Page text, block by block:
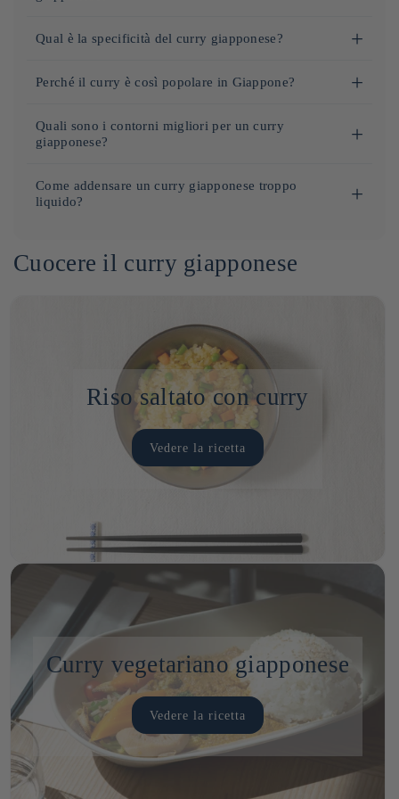
Tempo di cottura: 45 minuti
500 g di carne (manzo, pollo o maiale)
2 carote tagliate a rondelle
2 patate tagliate a cubetti
2 cucchiai di olio
e roux al curry giapponese
da servire come contorno
In una pentola capiente, fate soffriggere le cipolle
nell'olio. Aggiungete le carote e le patate, poi la carne.
Fate rosolare il tutto.
Versate il brodo e lasciate cuocere a fuoco lento per 30
Aggiungere il roux al curry giapponese direttamente nella
pentola e mescolare bene finché la salsa non si addensa.
Lasciare cuocere ancora per 10-15 minuti.
Aggiungete la salsa di soia, il sale e il pepe. Servite con
riso giapponese. Tempo di preparazione:
Qual è la specificità del curry giapponese?
versione unica e popolare del curry che si distingue per
Morbidezza e sapore
thailandesi. Ha un sapore dolce grazie all’aggiunta di
una miscela di farina e grasso, alla quale si aggiungono
spezie per ottenere una consistenza densa e cremosa.
verdure (patate, carote, cipolle) e la carne (manzo, pollo o
maiale). Gli ingredienti vengono tagliati a pezzi
relativamente grossi.
Preparazione: Le verdure e la carne vengono spesso
saltate in padella e poi cotte a fuoco lento in acqua o
brodo con il roux, finché tutto non risulta tenero e la salsa
non si è addensata.
: il curry giapponese viene quasi
レーライス). Il riso assorbe la salsa densa, offrendo un
connubio di consistenze e sapori.
Il curry giapponese è un piatto confortante e familiare, si
prepara in pochi minuti ed è il cuore della cucina giapponese
sia al ristorante che a casa!
Perché il curry è così popolare in Giappone?
al suo gusto unico e alla semplicità della sua preparazione.
rapidamente adattato allacucina giapponesesostituendo le
spezie dal sapore forte con aromi più delicati. Oggi il
anchemele ozenzeroper conferire dolcezza e complessità.
accompagnamento perfetto che attenua i
Facile da preparare, è molto apprezzato anche in
dove sempre più persone lo stanno adottando. Il
curry, spesso acquistato sotto forma dipasta obrodo
facilita la preparazione, e il tempo di cottura è relativamente
breve, solitamente compreso tra
i 30 e i 40 minuti
giapponese è quindi un
versatile che può essere
adattato a molti gusti e che offre una moltitudine di varianti
piatti piccanti
Quali sono i contorni migliori per un curry
giapponese?
Koshihikari, un riso giapponese a chicchi corti, è quello
perfettamente la salsa.
aggiungere una nota dolce che bilancia i sapori piccanti
del curry. È un contorno classico, particolarmente
apprezzato nei ristoranti giapponesi.
Sottaceti giapponesi (Tsukemono): Queste verdure
marinate, spesso con zenzero o soia, apportano freschezza
e leggerezza che bilanciano la ricchezza del curry. Sono
utilizzate anche per completare la zuppa di curry con un
contrasto di consistenze.
contorno tradizionale, alcuni preferiscono le tagliatelle
giapponesi come l’Udon (più spesse) o la Soba (a base di
grano saraceno). Assorbono anch’esse la salsa al curry e
conferiscono un tocco in più ai piatti.
Verdure saltate : carote, cipolle o peperoni saltati possono
aggiungere colore e consistenza al piatto. Sono inoltre
ricchi di sapore e conferiscono una nota dolce e
leggermente caramellata.
Carne
: sebbene il curry giapponese contenga spesso carne
(pollo, manzo o maiale), le carni alla griglia o le cotolette
come il tonkatsu (maiale impanato) o il chicken katsu
(pollo impanato) sono opzioni perfette per accompagnare
Come addensare un curry giapponese troppo
liquido?
diversi semplici accorgimenti per addensarlo mantenendo il
sapore e la consistenza del piatto. Ecco alcuni metodi diffusi:
addensare un curry giapponese è aggiungere del roux per
curry (spesso sotto forma di cubetti o pasta). Il roux è
composto da farina e grasso (generalmente olio o burro) e
permette di addensare il curry aggiungendo al contempo
corposità alla salsa. Se avete utilizzato un roux già
pronto, come quelli del marchio S&B, aggiungetene un
po’ di più per ottenere la consistenza desiderata.
Far ridurre il curry:se il vostro curry è troppo liquido,
parte dell’acqua evapori. Questo concentrerà i sapori e
addenserà naturalmente la salsa. Fate attenzione a non
cuocere troppo le verdure o la carne.
Aggiungere le patate
: le patate sono spesso utilizzate
nelle ricette di curry giapponese. Contengono amido, il
che permette di utilizzarle per addensare la salsa. Potete
aggiungere delle patate tagliate a cubetti e lasciarle
cuocere nel curry. Si sfalderanno parzialmente e
addenseranno la salsa.
Pasta di miso
: anche una piccola quantità di pasta di
miso può addensare e aggiungere un tocco di sapore
umami. Mescolatela con un po’ di brodo o acqua per
Cuocere il curry giapponese
Riso saltato con curry
Vedere la ricetta
Curry vegetariano giapponese
Vedere la ricetta